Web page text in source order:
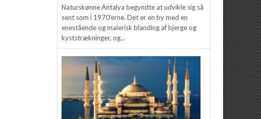
Naturskønne Antalya begyndte at udvikle sig så
sent som i 1970’erne. Det er en by med en
enestående og malerisk blanding af bjerge og
kyststrækninger, og...